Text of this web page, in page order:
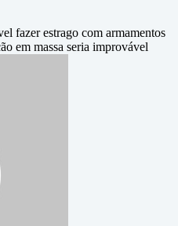
fazer estrago com armamentos
em massa seria improvável